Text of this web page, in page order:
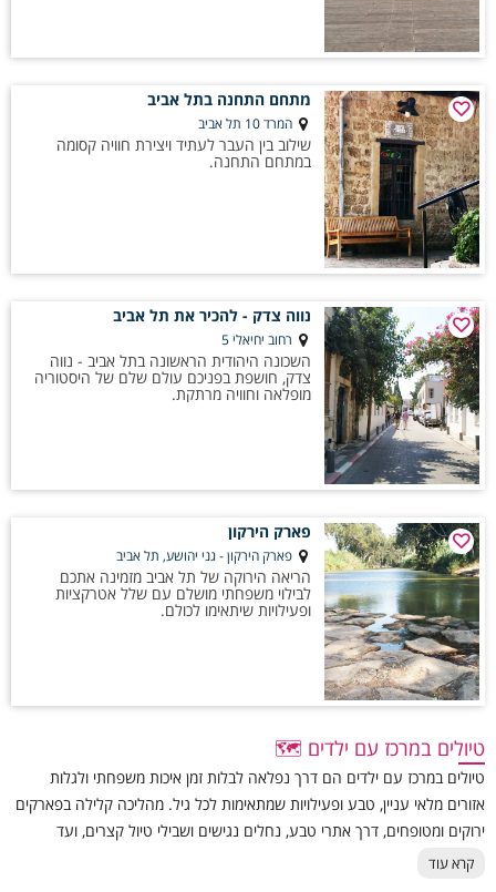
מתחם התחנה בתל אביב
המרד 10 תל אביב
שילוב בין העבר לעתיד ויצירת חוויה קסומה
במתחם התחנה.
נווה צדק - להכיר את תל אביב
רחוב יחיאלי 5
השכונה היהודית הראשונה בתל אביב - נווה
צדק, חושפת בפניכם עולם שלם של היסטוריה
מופלאה וחוויה מרתקת.
פארק הירקון
פארק הירקון - גני יהושע, תל אביב
הריאה הירוקה של תל אביב מזמינה אתכם
לבילוי משפחתי מושלם עם שלל אטרקציות
ופעילויות שיתאימו לכולם.
טיולים במרכז עם ילדים 🗺️
טיולים במרכז עם ילדים הם דרך נפלאה לבלות זמן איכות משפחתי ולגלות
אזורים מלאי עניין, טבע ופעילויות שמתאימות לכל גיל. מהליכה קלילה בפארקים
ירוקים ומטופחים, דרך אתרי טבע, נחלים נגישים ושבילי טיול קצרים, ועד
מוזיאונים, גני חיות, חוות חקלאיות ואטרקציות חווייתיות – אזור המרכז מציע שפע
קרא עוד